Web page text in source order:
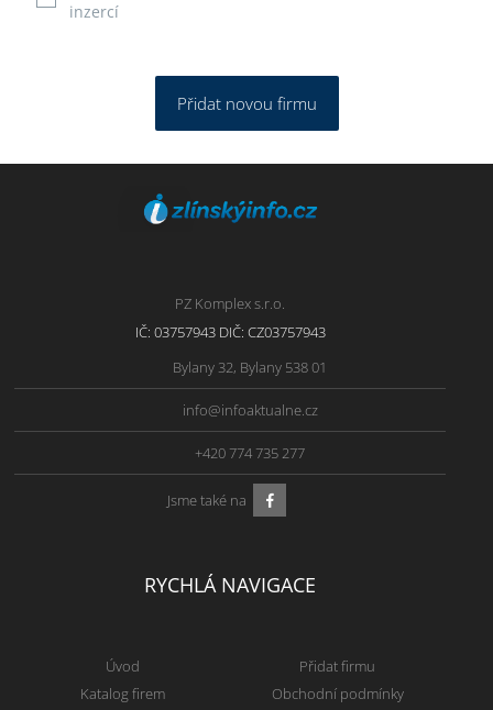
inzercí
Přidat novou firmu
PZ Komplex s.r.o.
IČ: 03757943 DIČ: CZ03757943
Bylany 32, Bylany 538 01
info@infoaktualne.cz
+420 774 735 277
Jsme také na
RYCHLÁ NAVIGACE
Úvod
Katalog firem
Přidat firmu
Obchodní podmínky